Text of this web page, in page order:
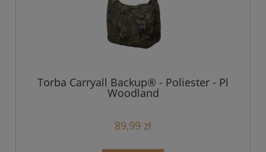
Torba Carryall Backup® - Poliester - Pl
Woodland
89,99 zł